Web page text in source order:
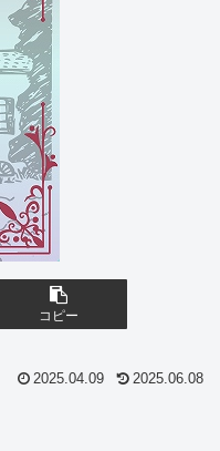
コピー
2025.04.09 2025.06.08